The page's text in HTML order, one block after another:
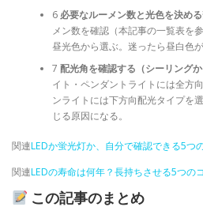
6 必要なルーメン数と光色を決める
メン数を確認（本記事の一覧表を
昼光色から選ぶ。迷ったら昼白色が
7 配光角を確認する（シーリングか
イト・ペンダントライトには全方
ンライトには下方向配光タイプを
じる原因になる。
関連LEDか蛍光灯か、自分で確認できる5つ
関連LEDの寿命は何年？長持ちさせる5つの
この記事のまとめ